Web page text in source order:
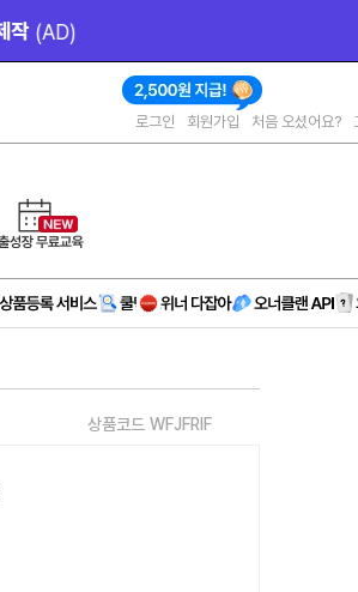
로그인 회원가입 처음 오셨어요?
상품코드 WFJFRIF